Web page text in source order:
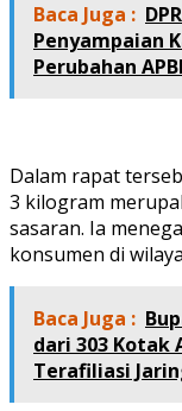
Baca Juga :
Penyampaian
Perubahan
Dalam rapat
3 kilogram
sasaran. Ia
konsumen di
Baca Juga :
dari 303 Kotak
Terafiliasi